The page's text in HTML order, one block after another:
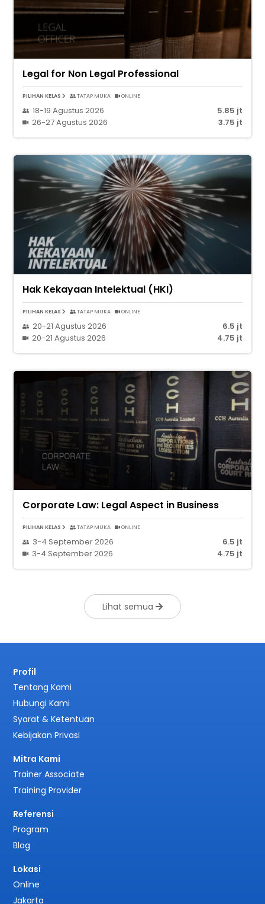
Legal for Non Legal Professional
PILIHAN KELAS TATAP MUKA ONLINE
18-19 Agustus 2026
5.85 jt
26-27 Agustus 2026
3.75 jt
Hak Kekayaan Intelektual (HKI)
PILIHAN KELAS TATAP MUKA ONLINE
20-21 Agustus 2026
6.5 jt
20-21 Agustus 2026
4.75 jt
Corporate Law: Legal Aspect in Business
PILIHAN KELAS TATAP MUKA ONLINE
3-4 September 2026
6.5 jt
3-4 September 2026
4.75 jt
Lihat semua
Profil
Tentang Kami
Hubungi Kami
Syarat & Ketentuan
Kebijakan Privasi
Mitra Kami
Trainer Associate
Training Provider
Referensi
Program
Blog
Lokasi
Online
Jakarta